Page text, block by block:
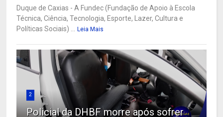
Duque de Caxias - A Fundec (Fundação de Apoio à Escola
Técnica, Ciência, Tecnologia, Esporte, Lazer, Cultura e
Políticas Sociais) ...
Leia Mais
2
Policial da DHBF morre após sofrer